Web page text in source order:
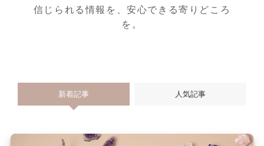
信じられる情報を、安心できる寄りどころ
を。
新着記事 人気記事